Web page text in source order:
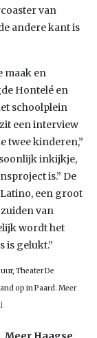
van
andere kant is
maak en
Hontelé en
schoolplein
een interview
twee kinderen,”
inkijkje,
is.” De
een groot
van
wordt het
is gelukt.”
Theater De
op in Paard. Meer